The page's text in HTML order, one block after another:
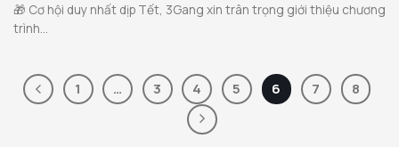
🎁 Cơ hội duy nhất dịp Tết, 3Gang xin trân trọng giới thiệu chương
trình...
1 … 3 4 5 6 7 8